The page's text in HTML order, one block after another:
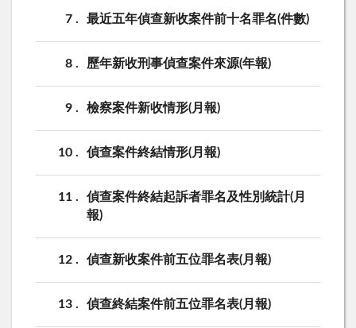
7 最近五年偵查新收案件前十名罪名(件數)
8 歷年新收刑事偵查案件來源(年報)
9 檢察案件新收情形(月報)
10 偵查案件終結情形(月報)
11
偵查案件終結起訴者罪名及性別統計(月
報)
12 偵查新收案件前五位罪名表(月報)
13 偵查終結案件前五位罪名表(月報)